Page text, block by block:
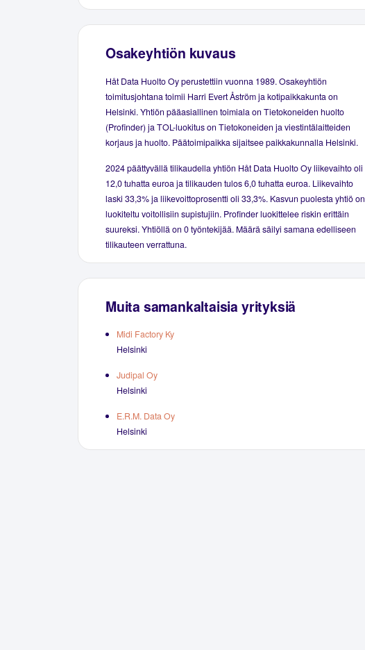
Osakeyhtiön kuvaus
Håt Data Huolto Oy perustettiin vuonna 1989. Osakeyhtiön
toimitusjohtana toimii Harri Evert Åström ja kotipaikkakunta on
Helsinki. Yhtiön pääasiallinen toimiala on Tietokoneiden huolto
(Profinder) ja TOL-luokitus on Tietokoneiden ja viestintälaitteiden
korjaus ja huolto. Päätoimipaikka sijaitsee paikkakunnalla Helsinki.
2024 päättyvällä tilikaudella yhtiön Håt Data Huolto Oy liikevaihto oli
12,0 tuhatta euroa ja tilikauden tulos 6,0 tuhatta euroa. Liikevaihto
laski 33,3% ja liikevoittoprosentti oli 33,3%. Kasvun puolesta yhtiö on
luokiteltu voitollisiin supistujiin. Profinder luokittelee riskin erittäin
suureksi. Yhtiöllä on 0 työntekijää. Määrä säilyi samana edelliseen
tilikauteen verrattuna.
Muita samankaltaisia yrityksiä
Midi Factory Ky
Helsinki
Judipal Oy
Helsinki
E.R.M. Data Oy
Helsinki